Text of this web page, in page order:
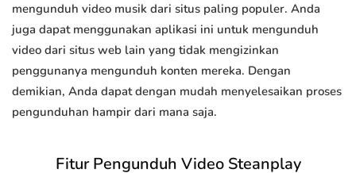
mengunduh video musik dari situs paling populer. Anda
juga dapat menggunakan aplikasi ini untuk mengunduh
video dari situs web lain yang tidak mengizinkan
penggunanya mengunduh konten mereka. Dengan
demikian, Anda dapat dengan mudah menyelesaikan proses
pengunduhan hampir dari mana saja.
Fitur Pengunduh Video Steanplay